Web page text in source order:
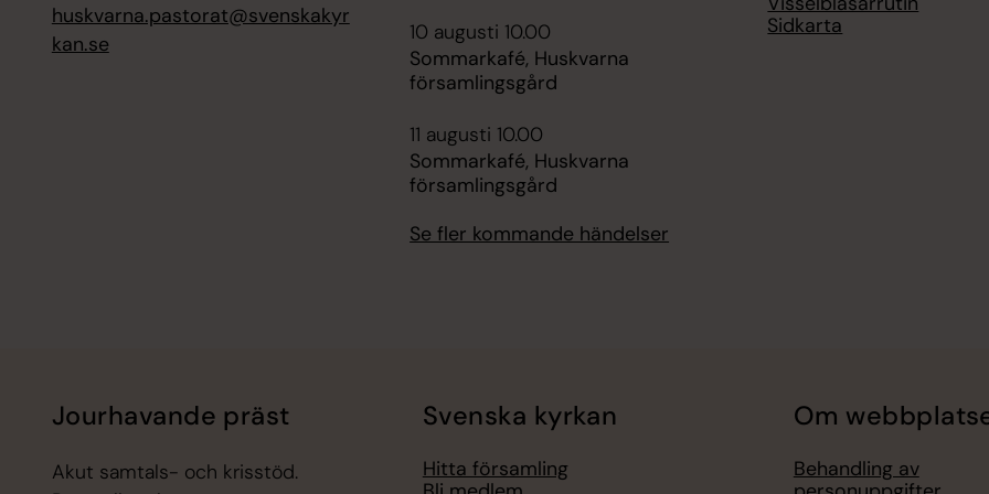
huskvarna.pastorat@svenskakyr
kan.se
10 augusti 10.00
Sommarkafé, Huskvarna
församlingsgård
11 augusti 10.00
Sommarkafé, Huskvarna
församlingsgård
Se fler kommande händelser
Sidkarta
Jourhavande präst
Akut samtals- och krisstöd.
Svenska kyrkan
Hitta församling
Om
Behandling av